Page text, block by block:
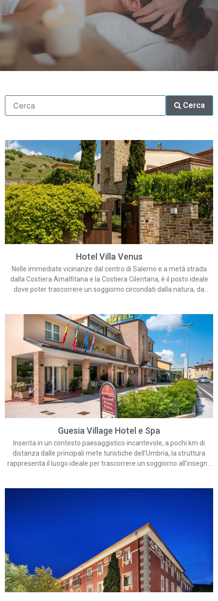
Cerca
Hotel Villa Venus
Nelle immediate vicinanze dal centro di Salerno e a metà strada
dalla Costiera Amalfitana e la Costiera Cilentana, è il posto ideale
dove poter trascorrere un soggiorno circondati dalla natura, da
Guesia Village Hotel e Spa
Inserita in un contesto paesaggistico incantevole, a pochi km di
distanza dalle principali mete turistiche dell’Umbria, la struttura
rappresenta il luogo ideale per trascorrere un soggiorno all’insegna